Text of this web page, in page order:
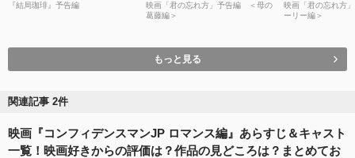
『結局珈琲』予告編
映画「君の忘れ方」予告編 ＜母の
葛藤編＞
映画「君の忘れ方
ーリー編＞
もっと見る
関連記事 2件
映画『コンフィデンスマンJP ロマンス編』あらすじ＆キャスト
一覧！映画好きからの評価は？作品の見どころは？まとめてお